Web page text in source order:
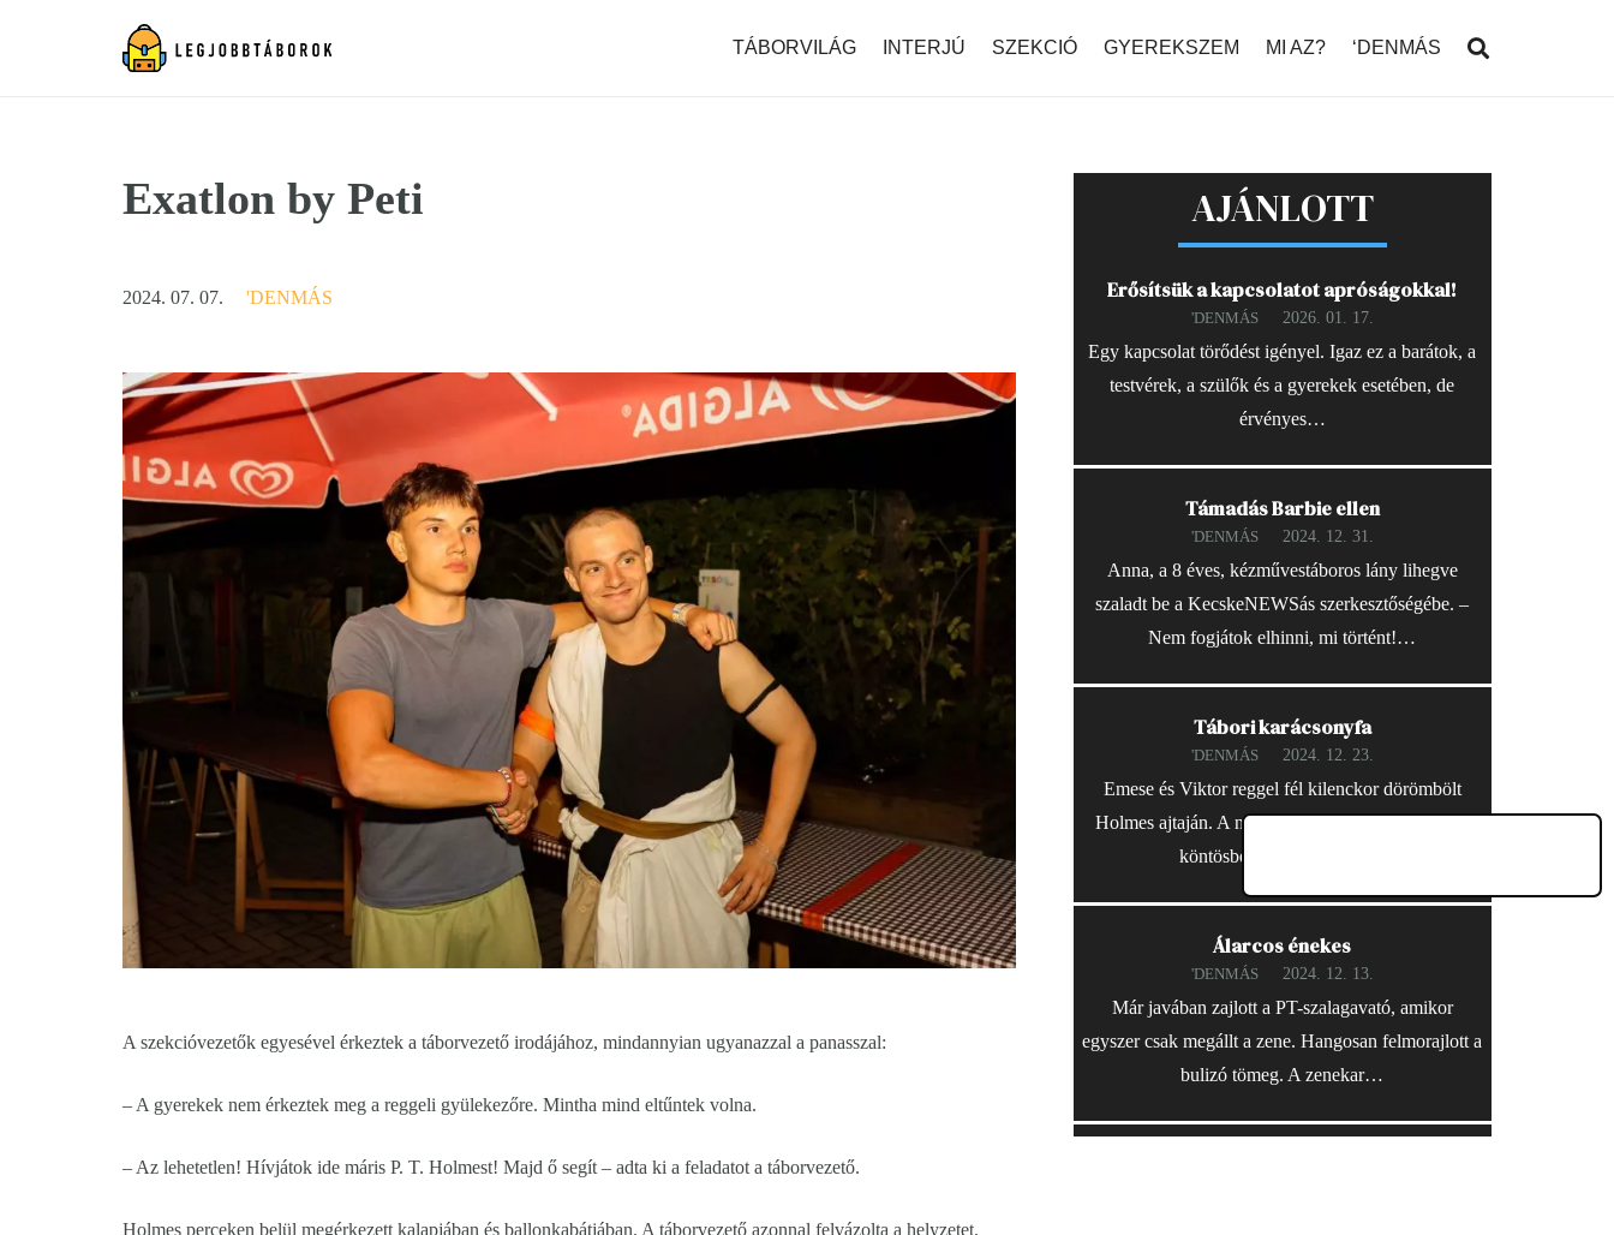
TÁBORVILÁG INTERJÚ SZEKCIÓ GYEREKSZEM MI AZ? ‘DENMÁS
Exatlon by Peti
2024. 07. 07. 'DENMÁS
A szekcióvezetők egyesével érkeztek a táborvezető irodájához, mindannyian ugyanazzal a panasszal:
– A gyerekek nem érkeztek meg a reggeli gyülekezőre. Mintha mind eltűntek volna.
– Az lehetetlen! Hívjátok ide máris P. T. Holmest! Majd ő segít – adta ki a feladatot a táborvezető.
Holmes perceken belül megérkezett kalapjában és ballonkabátjában. A táborvezető azonnal felvázolta a helyzetet.
AJÁNLOTT
Erősítsük a kapcsolatot apróságokkal!
'DENMÁS 2026. 01. 17.
Egy kapcsolat törődést igényel. Igaz ez a barátok, a
testvérek, a szülők és a gyerekek esetében, de
érvényes…
Támadás Barbie ellen
'DENMÁS 2024. 12. 31.
Anna, a 8 éves, kézművestáboros lány lihegve
szaladt be a KecskeNEWSás szerkesztőségébe. –
Nem fogjátok elhinni, mi történt!…
Tábori karácsonyfa
'DENMÁS 2024. 12. 23.
Emese és Viktor reggel fél kilenckor dörömbölt
Holmes ajtaján. A nyomozó fáradtan, kalapban és
köntösben nyitott ajtót. –…
Álarcos énekes
'DENMÁS 2024. 12. 13.
Már javában zajlott a PT-szalagavató, amikor
egyszer csak megállt a zene. Hangosan felmorajlott a
bulizó tömeg. A zenekar…